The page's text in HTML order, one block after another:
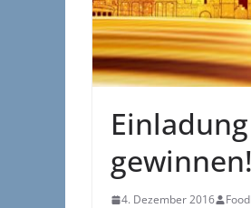
gewinnen!
4. Dezember 2016